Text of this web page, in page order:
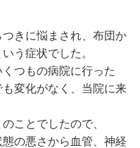
きに悩まされ、布団か
う症状でした。
つもの病院に行った
変化がなく、当院に来
ことでしたので、
の悪さから血管、神経